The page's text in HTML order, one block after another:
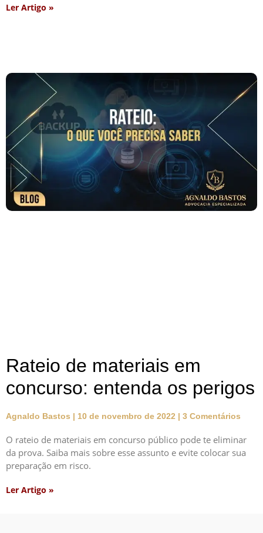
Ler Artigo »
Rateio de materiais em
concurso: entenda os perigos
Agnaldo Bastos 10 de novembro de 2022 3 Comentários
O rateio de materiais em concurso público pode te eliminar
da prova. Saiba mais sobre esse assunto e evite colocar sua
preparação em risco.
Ler Artigo »